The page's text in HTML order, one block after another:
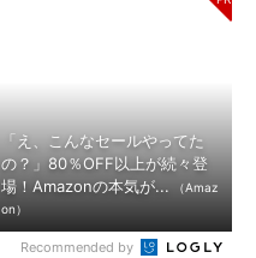
「え、こんなセールやってた
の？」80％OFF以上が続々登
場！Amazonの本気が...
（Amaz
on）
Recommended by